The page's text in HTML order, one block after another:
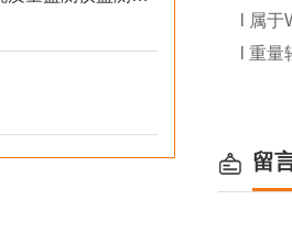
属于
重量
留